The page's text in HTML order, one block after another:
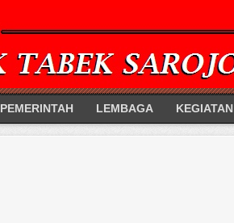
PEMERINTAH LEMBAGA KEGIATAN